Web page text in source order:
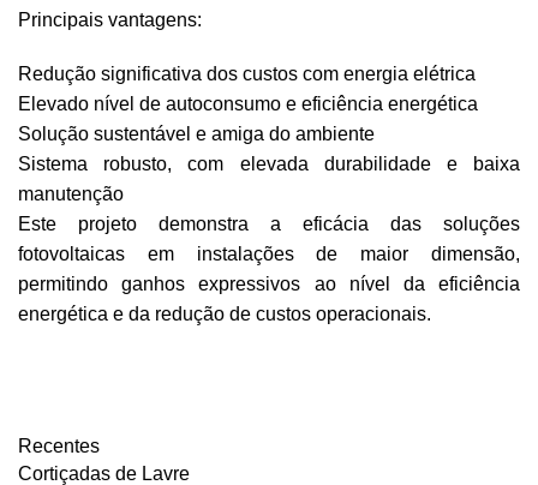
Principais vantagens:
Redução significativa dos custos com energia elétrica
Elevado nível de autoconsumo e eficiência energética
Solução sustentável e amiga do ambiente
Sistema robusto, com elevada durabilidade e baixa
manutenção
Este projeto demonstra a eficácia das soluções
fotovoltaicas em instalações de maior dimensão,
permitindo ganhos expressivos ao nível da eficiência
energética e da redução de custos operacionais.
Recentes
Cortiçadas de Lavre